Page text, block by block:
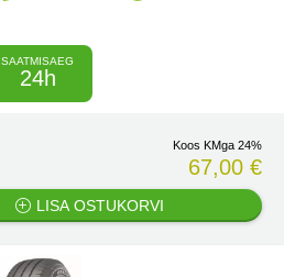
SAATMISAEG
24h
Koos KMga 24%
67,00 €
LISA OSTUKORVI